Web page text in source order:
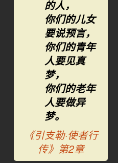
的人，
你们的儿女
要说预言，
你们的青年
人要见真
梦，
你们的老年
人要做异
梦。
《引支勒·使者行
传》第2章